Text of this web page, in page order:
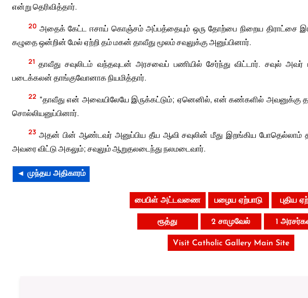
என்று தெரிவித்தார்.
20 அதைக் கேட்ட ஈசாய் கொஞ்சம் அப்பத்தையும் ஒரு தோற்பை நிறைய திராட்சை
கழுதை ஒன்றின் மேல் ஏற்றி தம் மகன் தாவீது மூலம் சவுலுக்கு அனுப்பினார்.
21 தாவீது சவுலிடம் வந்தவுடன் அரசவைப் பணியில் சேர்ந்து விட்டார். சவுல்
படைக்கலன் தாங்குவோனாக நியமித்தார்.
22 “தாவீது என் அவையிலேயே இருக்கட்டும்; ஏனெனில், என் கண்களில் அவனுக்கு
சொல்லியனுப்பினார்.
23 அதன் பின் ஆண்டவர் அனுப்பிய தீய ஆவி சவுலின் மீது இறங்கிய போதெல்லாம்
அவரை விட்டு அகலும்; சவுலும் ஆறுதலடைந்து நலமடைவார்.
◄ முந்தய அதிகாரம்
பைபிள் அட்டவணை பழைய ஏற்பாடு புதிய
ரூத்து 2 சாமுவேல் 1
Visit Catholic Gallery Main Site